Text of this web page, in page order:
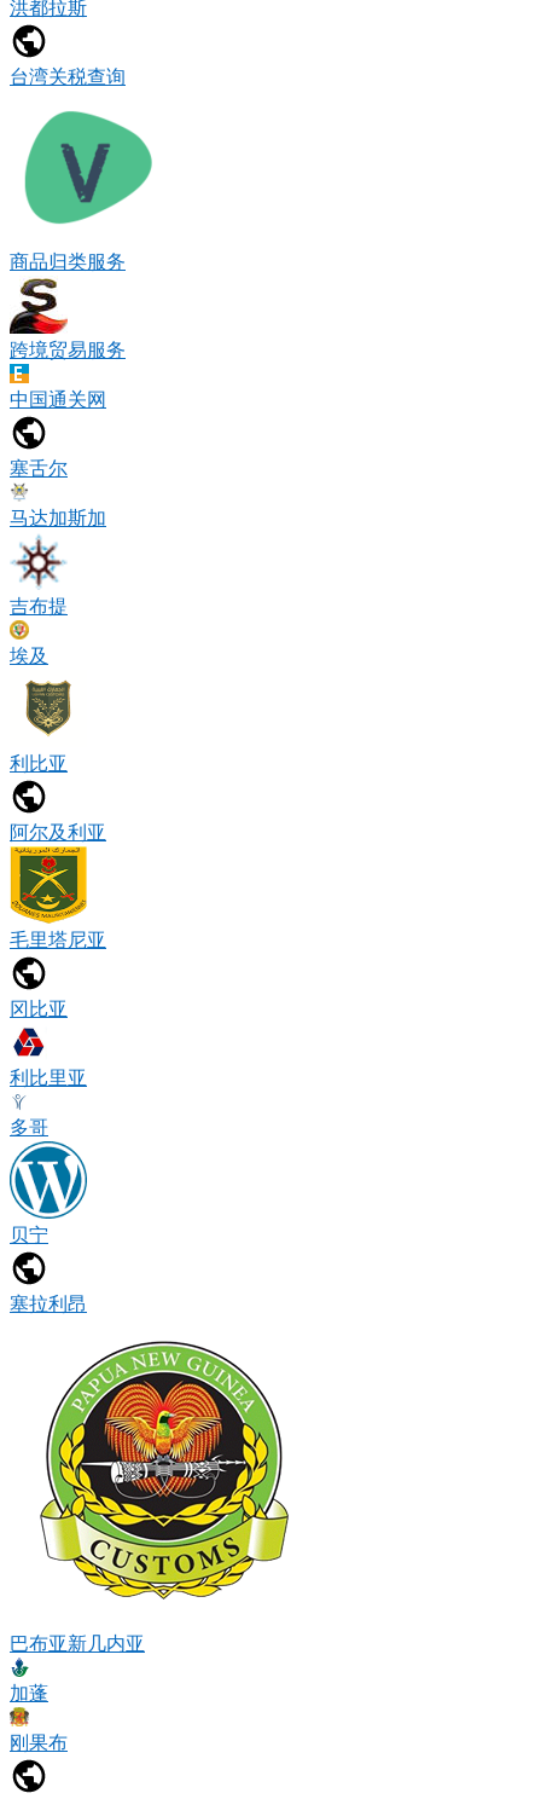
洪都拉斯
台湾关税查询
商品归类服务
跨境贸易服务
中国通关网
塞舌尔
马达加斯加
吉布提
埃及
利比亚
阿尔及利亚
毛里塔尼亚
冈比亚
利比里亚
多哥
贝宁
塞拉利昂
巴布亚新几内亚
加蓬
刚果布